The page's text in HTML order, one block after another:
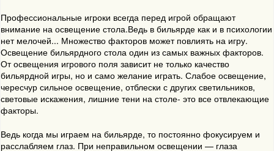
Профессиональные игроки всегда перед игрой обращают
внимание на освещение стола.Ведь в бильярде как и в психологии
нет мелочей... Множество факторов может повлиять на игру.
Освещение бильярдного стола один из самых важных факторов.
От освещения игрового поля зависит не только качество
бильярдной игры, но и само желание играть. Слабое освещение,
чересчур сильное освещение, отблески с других светильников,
световые искажения, лишние тени на столе- это все отвлекающие
факторы.
Ведь когда мы играем на бильярде, то постоянно фокусируем и
расслабляем глаз. При неправильном освещении — глаза